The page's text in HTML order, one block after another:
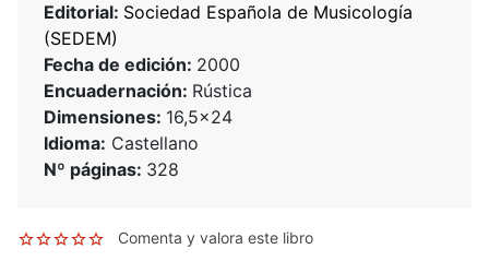
Editorial: Sociedad Española de Musicología
(SEDEM)
Fecha de edición: 2000
Encuadernación: Rústica
Dimensiones: 16,5x24
Idioma: Castellano
Nº páginas: 328
Comenta y valora este libro